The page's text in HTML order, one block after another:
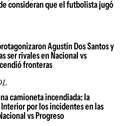
consideran que el futbolista jugó
Agustín Dos Santos y
ser rivales en Nacional vs
fronteras
camioneta incendiada: la
por los incidentes en las
vs Progreso